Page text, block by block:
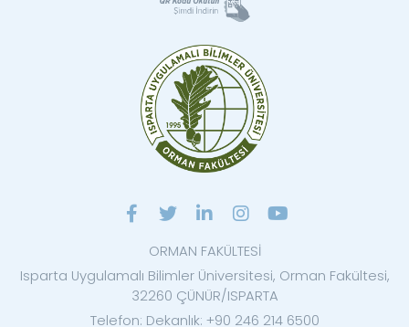
ORMAN FAKÜLTESİ
Isparta Uygulamalı Bilimler Üniversitesi, Orman Fakültesi,
32260 ÇÜNÜR/ISPARTA
Telefon: Dekanlık: +90 246 214 6500